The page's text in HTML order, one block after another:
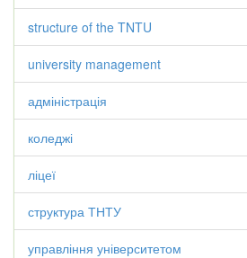
structure of the TNTU
university management
адміністрація
коледжі
ліцеї
структура ТНТУ
управління університетом